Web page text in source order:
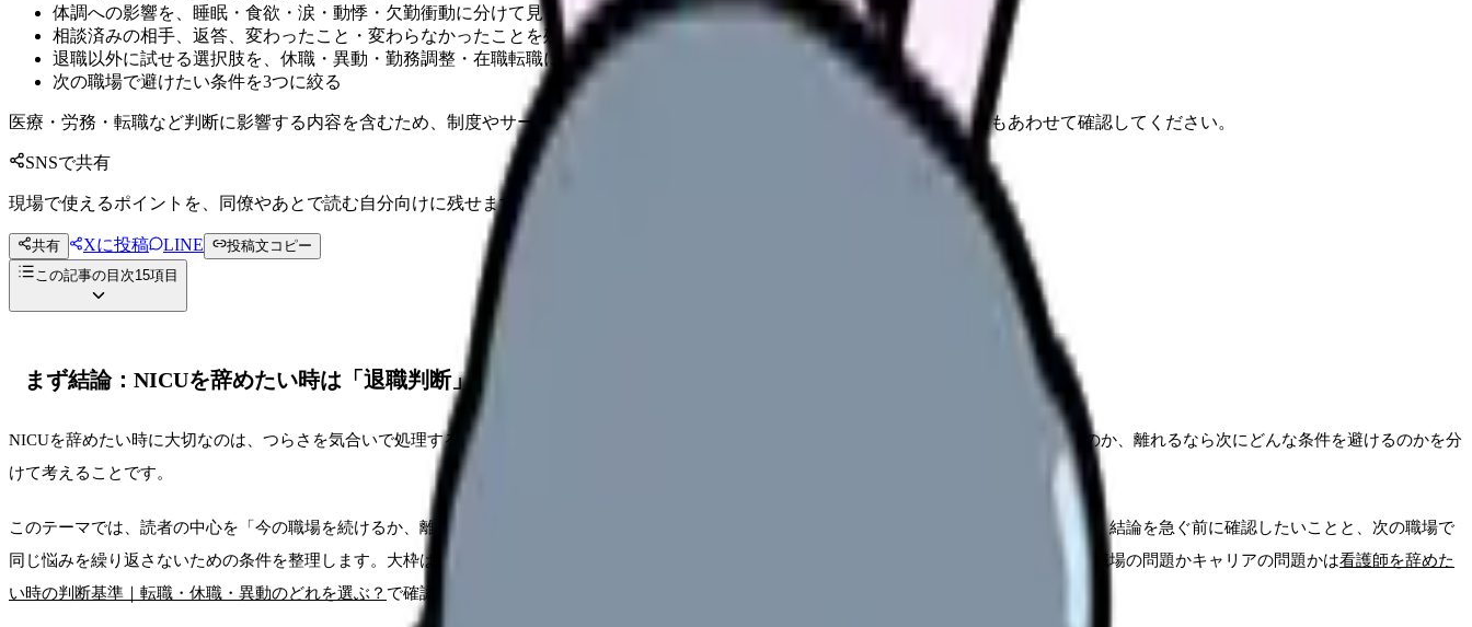
体調への影響を、睡眠・食欲・涙・動悸・欠勤衝動に分けて見る
相談済みの相手、返答、変わったこと・変わらなかったことを残す
退職以外に試せる選択肢を、休職・異動・勤務調整・在職転職に分ける
次の職場で避けたい条件を3つに絞る
医療・労務・転職など判断に影響する内容を含むため、制度やサービスの最新条件は公的機関・勤務先・各サービス公式情報もあわせて確認してください。
SNSで共有
現場で使えるポイントを、同僚やあとで読む自分向けに残せます。
共有 Xに投稿 LINE
投稿文コピー
この記事の目次15項目
まず結論：NICUを辞めたい時は「退職判断」の問題として整理する
NICUを辞めたい時に大切なのは、つらさを気合いで処理することではありません。今の職場で何が起きているのか、何を変えれば働き続けられるのか、離れるなら次にどんな条件を避けるのかを分
けて考えることです。
このテーマでは、読者の中心を「今の職場を続けるか、離れるかを一人で抱え込んでいる看護師さん」に置きます。単に退職をすすめるのではなく、結論を急ぐ前に確認したいことと、次の職場で
同じ悩みを繰り返さないための条件を整理します。大枠は
看護師を辞めたい時の完全ガイド。限界サイン・お金・退職手続き・次の仕事まで整理 、職場の問題かキャリアの問題かは看護師を辞めた
い時の判断基準｜転職・休職・異動のどれを選ぶ？ で確認できます。